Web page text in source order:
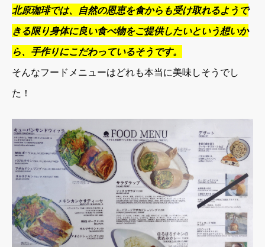
北原珈琲では、自然の恩恵を食からも受け取れるようで
きる限り身体に良い食べ物をご提供したいという想いか
ら、手作りにこだわっているそうです。
そんなフードメニューはどれも本当に美味しそうでし
た！